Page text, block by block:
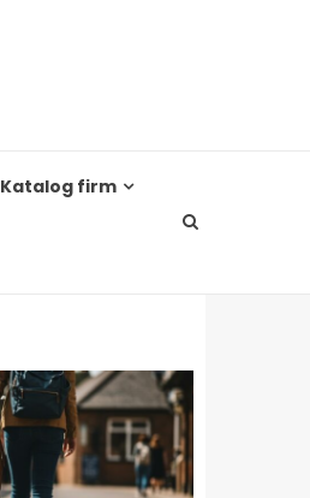
Katalog firm